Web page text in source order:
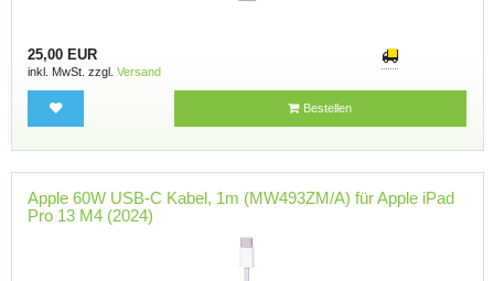
25,00 EUR
inkl. MwSt. zzgl. Versand
Bestellen
Apple 60W USB-C Kabel, 1m (MW493ZM/A) für Apple iPad
Pro 13 M4 (2024)